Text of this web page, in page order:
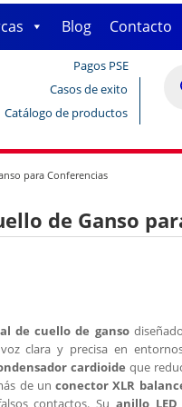
Blog Contacto
Pagos PSE
Casos de exito
Catálogo de productos
para Conferencias
de Ganso
de cuello de ganso
clara y precisa en
cardioide que
de unconector XLR
contactos. Suanillo